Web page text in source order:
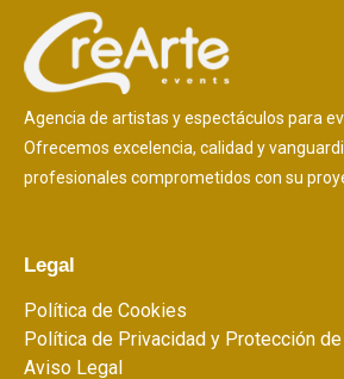
Agencia de artistas y espectáculos para
Ofrecemos excelencia, calidad y
profesionales comprometidos con su
Legal
Política de Cookies
Política de Privacidad y Protección
Aviso Legal